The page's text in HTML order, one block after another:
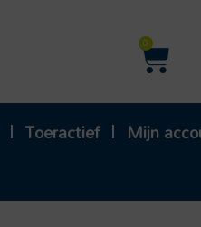
0
Toeractief Mijn